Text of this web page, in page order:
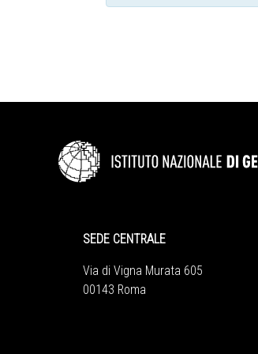
SEDE CENTRALE
Via di Vigna Murata 605
00143 Roma